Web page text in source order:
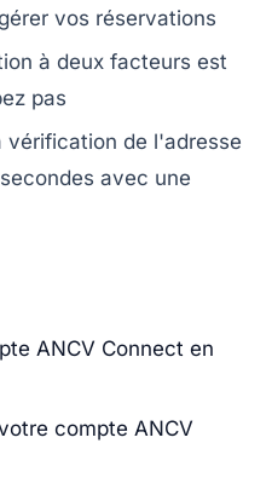
vos réservations
à deux facteurs est
pas
vérification de l'adresse
avec une
ANCV Connect en
compte ANCV